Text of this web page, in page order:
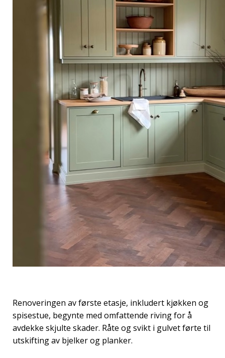
Renoveringen av første etasje, inkludert kjøkken og
spisestue, begynte med omfattende riving for å
avdekke skjulte skader. Råte og svikt i gulvet førte til
utskifting av bjelker og planker.